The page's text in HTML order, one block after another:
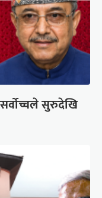
सुरुदेखि